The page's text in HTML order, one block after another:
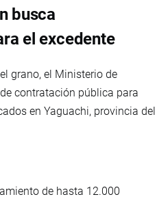
busca
el excedente
grano, el Ministerio de
contratación pública para
en Yaguachi, provincia del
de hasta 12.000